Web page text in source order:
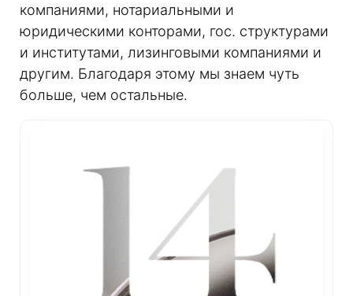
компаниями, нотариальными и
юридическими конторами, гос. структурами
и институтами, лизинговыми компаниями и
другим. Благодаря этому мы знаем чуть
больше, чем остальные.